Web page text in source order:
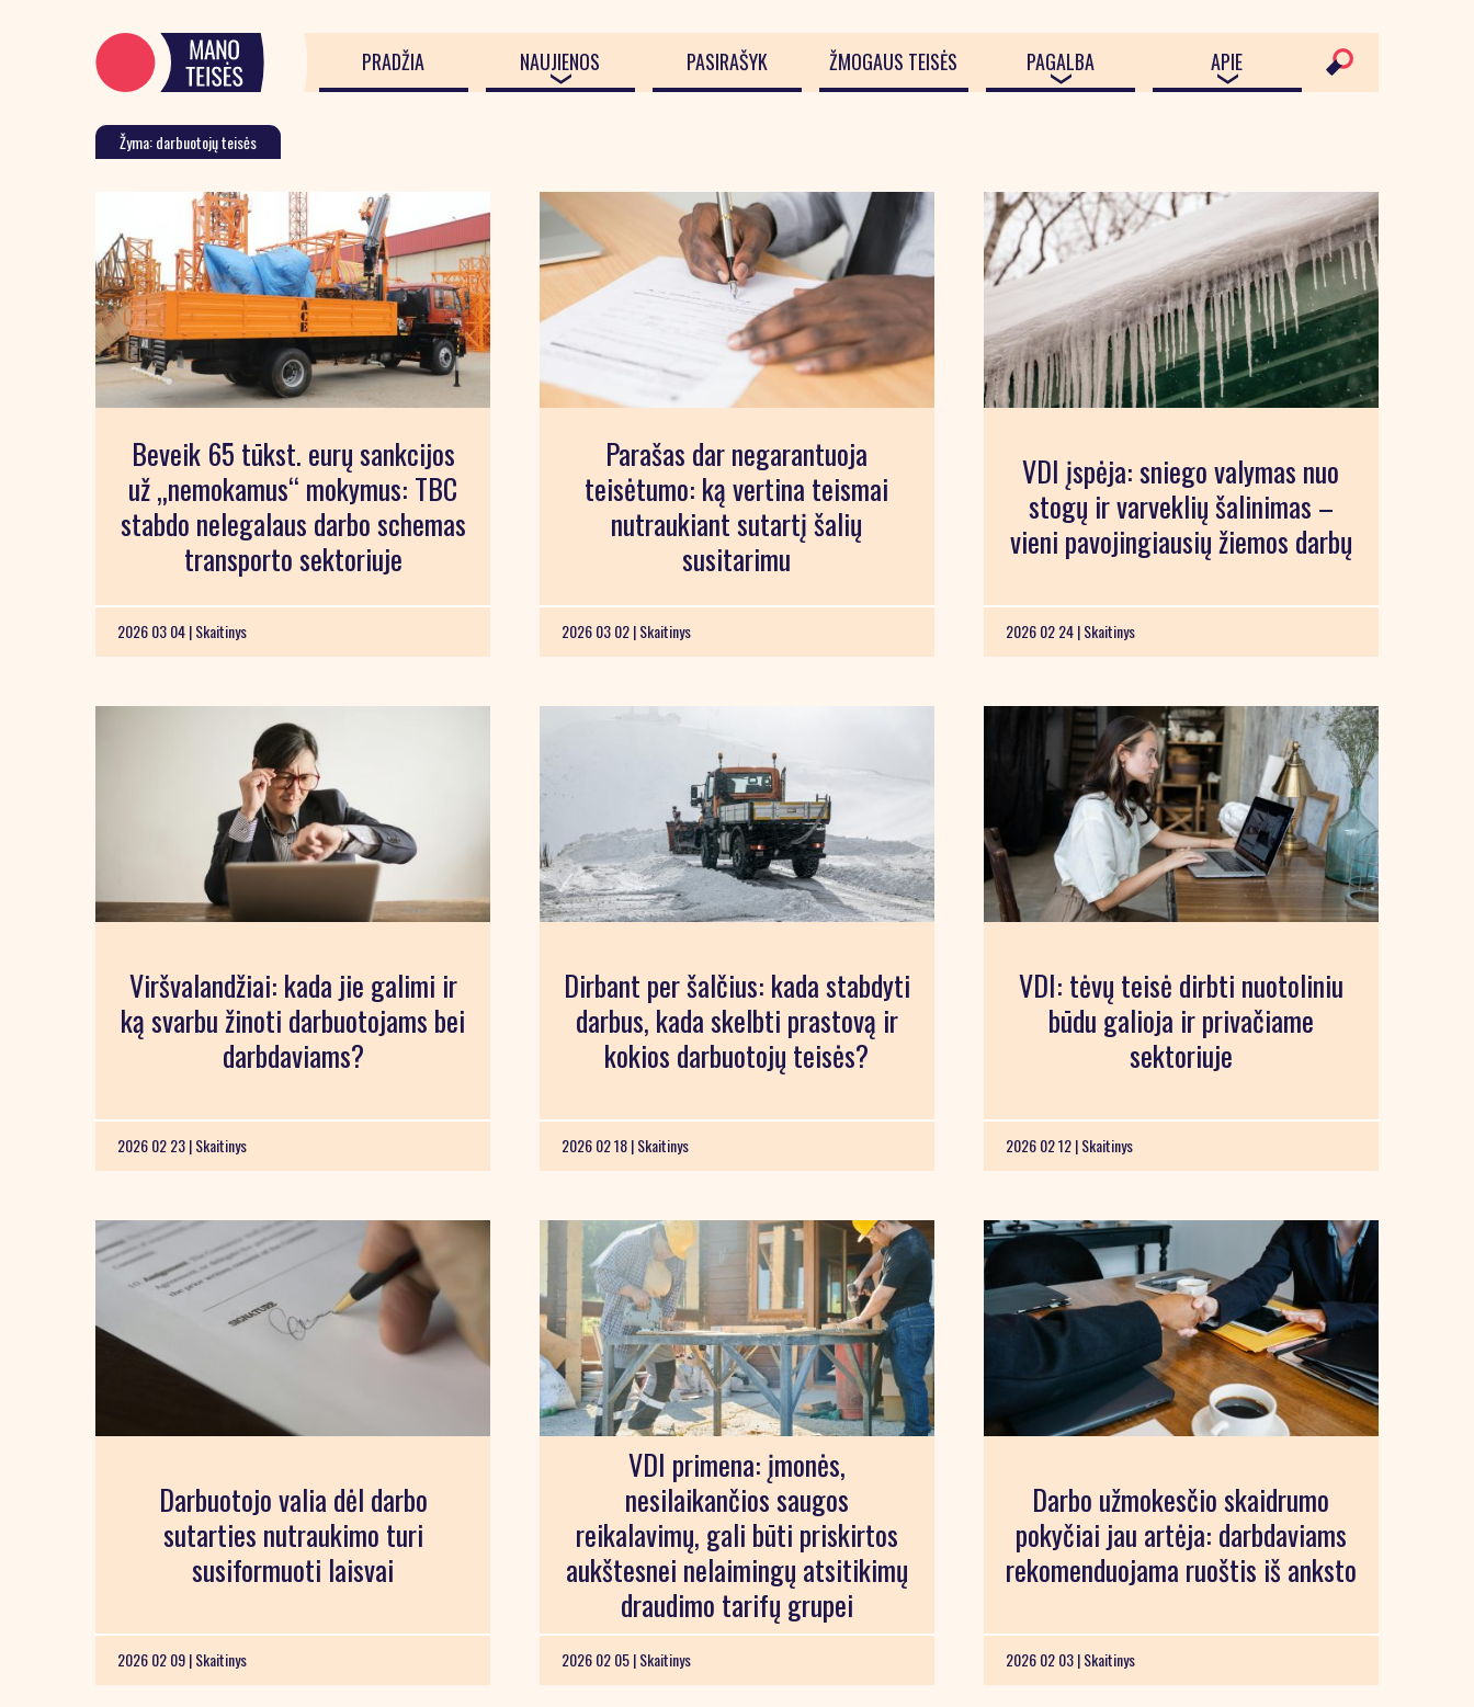
PRADŽIA NAUJIENOS PASIRAŠYK ŽMOGAUS TEISĖS PAGALBA APIE
Žyma: darbuotojų teisės
Beveik 65 tūkst. eurų sankcijos
už „nemokamus“ mokymus: TBC
stabdo nelegalaus darbo schemas
transporto sektoriuje
2026 03 04 |Skaitinys
Parašas dar negarantuoja
teisėtumo: ką vertina teismai
nutraukiant sutartį šalių
susitarimu
2026 03 02 |Skaitinys
VDI įspėja: sniego valymas nuo
stogų ir varveklių šalinimas –
vieni pavojingiausių žiemos darbų
2026 02 24 |Skaitinys
Viršvalandžiai: kada jie galimi ir
ką svarbu žinoti darbuotojams bei
darbdaviams?
2026 02 23 |Skaitinys
Dirbant per šalčius: kada stabdyti
darbus, kada skelbti prastovą ir
kokios darbuotojų teisės?
2026 02 18 |Skaitinys
VDI: tėvų teisė dirbti nuotoliniu
būdu galioja ir privačiame
sektoriuje
2026 02 12 |Skaitinys
Darbuotojo valia dėl darbo
sutarties nutraukimo turi
susiformuoti laisvai
2026 02 09 |Skaitinys
VDI primena: įmonės,
nesilaikančios saugos
reikalavimų, gali būti priskirtos
aukštesnei nelaimingų atsitikimų
draudimo tarifų grupei
2026 02 05 |Skaitinys
Darbo užmokesčio skaidrumo
pokyčiai jau artėja: darbdaviams
rekomenduojama ruoštis iš anksto
2026 02 03 |Skaitinys